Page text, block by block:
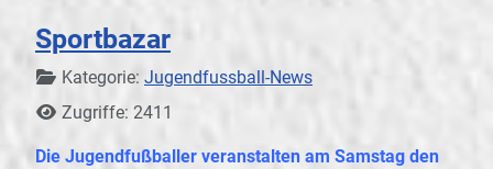
Sportbazar
DetailsKategorie: Jugendfussball-News
Zugriffe: 2411
Die Jugendfußballer veranstalten am Samstag den